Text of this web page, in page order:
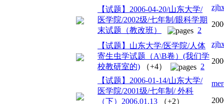
【试题】2006-04-20/山东大学/
医学院/2002级/七年制/眼科学期
末试题（教改班）
2
【试题】山东大学/医学院/人体
寄生虫学试题（A\B卷）(我们学
校教研室的)
（+4） 2
【试题】2006-01-14/山东大学/
医学院/2001级/七年制/ 外科
（下）2006.01.13
（+2）